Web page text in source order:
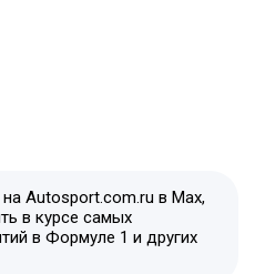
Autosport.com.ru в Max,
в курсе самых
в Формуле 1 и других